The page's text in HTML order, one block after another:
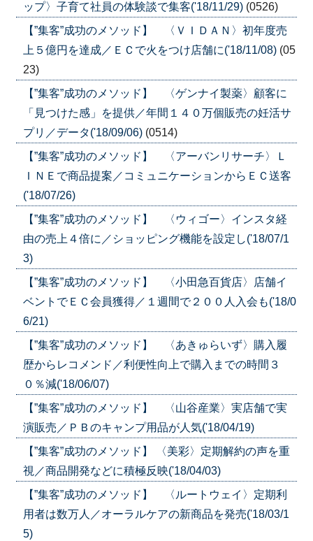
ップ〉子育て社員の体験談で集客('18/11/29) (0526)
【”集客”成功のメソッド】 〈ＶＩＤＡＮ〉初年度売
上５億円を達成／ＥＣで火をつけ店舗に('18/11/08) (05
23)
【”集客”成功のメソッド】 〈ゲンナイ製薬〉顧客に
「見つけた感」を提供／年間１４０万個販売の妊活サ
プリ／データ('18/09/06) (0514)
【”集客”成功のメソッド】 〈アーバンリサーチ〉Ｌ
ＩＮＥで商品提案／コミュニケーションからＥＣ送客
('18/07/26)
【”集客”成功のメソッド】 〈ウィゴー〉インスタ経
由の売上４倍に／ショッピング機能を設定し('18/07/1
3)
【”集客”成功のメソッド】 〈小田急百貨店〉店舗イ
ベントでＥＣ会員獲得／１週間で２００人入会も('18/0
6/21)
【”集客”成功のメソッド】 〈あきゅらいず〉購入履
歴からレコメンド／利便性向上で購入までの時間３
０％減('18/06/07)
【”集客”成功のメソッド】 〈山谷産業〉実店舗で実
演販売／ＰＢのキャンプ用品が人気('18/04/19)
【”集客”成功のメソッド】 〈美彩〉定期解約の声を重
視／商品開発などに積極反映('18/04/03)
【”集客”成功のメソッド】 〈ルートウェイ〉定期利
用者は数万人／オーラルケアの新商品を発売('18/03/1
5)